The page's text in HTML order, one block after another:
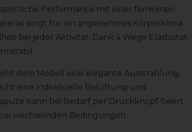
Performance mit einer femininen
sorgt für ein angenehmes Körperklima
bei jeder Aktivität. Dank 4 Wege Elastizität
dem Modell eine elegante Ausstrahlung.
eine individuelle Belüftung und
kann bei Bedarf per Druckknopf fixiert
wechselnden Bedingungen.